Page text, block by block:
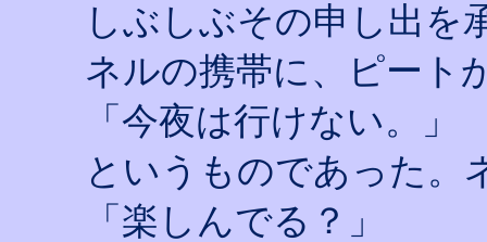
しぶしぶその申し出を
ネルの携帯に、ピート
「今夜は行けない。」
というものであった。
「楽しんでる？」